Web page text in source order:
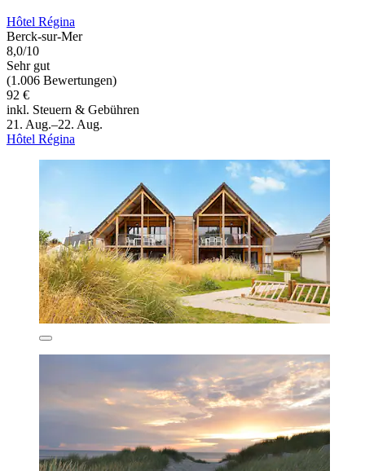
Hôtel Régina
Berck-sur-Mer
8,0/10
Sehr gut
(1.006 Bewertungen)
92 €
inkl. Steuern & Gebühren
21. Aug.–22. Aug.
Hôtel Régina